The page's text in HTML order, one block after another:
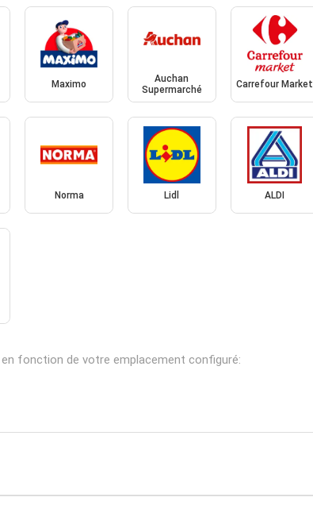
Maximo
Auchan
Supermarché
Carrefour Market
Norma Lidl ALDI
fonction de votre emplacement configuré: